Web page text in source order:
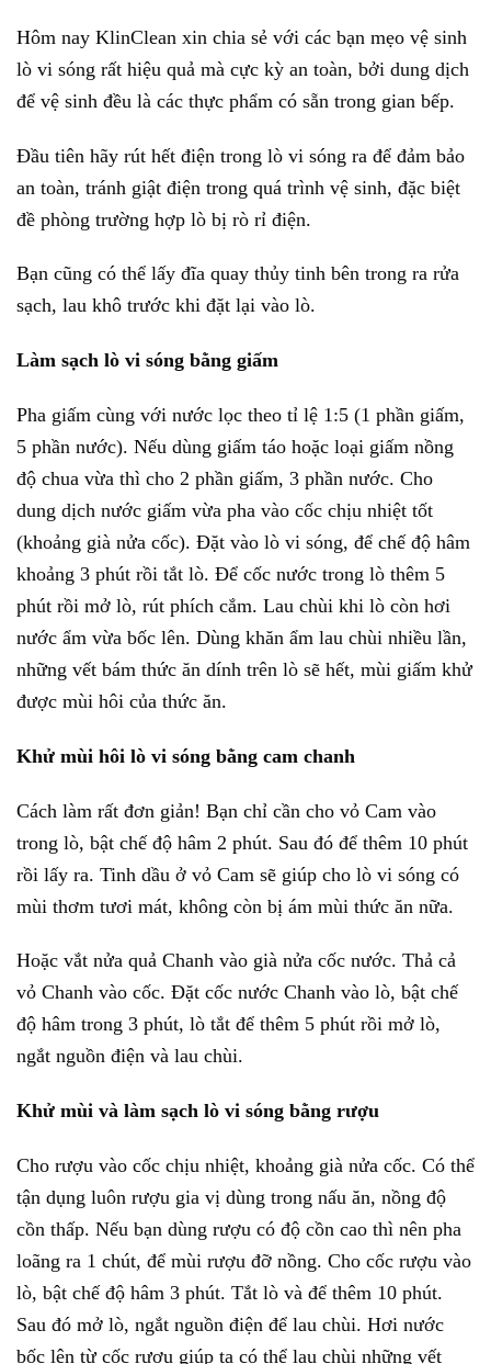
Hôm nay KlinClean xin chia sẻ với các bạn mẹo vệ sinh
lò vi sóng rất hiệu quả mà cực kỳ an toàn, bởi dung dịch
để vệ sinh đều là các thực phẩm có sẵn trong gian bếp.
Đầu tiên hãy rút hết điện trong lò vi sóng ra để đảm bảo
an toàn, tránh giật điện trong quá trình vệ sinh, đặc biệt
đề phòng trường hợp lò bị rò rỉ điện.
Bạn cũng có thể lấy đĩa quay thủy tinh bên trong ra rửa
sạch, lau khô trước khi đặt lại vào lò.
Làm sạch lò vi sóng bằng giấm
Pha giấm cùng với nước lọc theo tỉ lệ 1:5 (1 phần giấm,
5 phần nước). Nếu dùng giấm táo hoặc loại giấm nồng
độ chua vừa thì cho 2 phần giấm, 3 phần nước. Cho
dung dịch nước giấm vừa pha vào cốc chịu nhiệt tốt
(khoảng già nửa cốc). Đặt vào lò vi sóng, để chế độ hâm
khoảng 3 phút rồi tắt lò. Để cốc nước trong lò thêm 5
phút rồi mở lò, rút phích cắm. Lau chùi khi lò còn hơi
nước ẩm vừa bốc lên. Dùng khăn ẩm lau chùi nhiều lần,
những vết bám thức ăn dính trên lò sẽ hết, mùi giấm khử
được mùi hôi của thức ăn.
Khử mùi hôi lò vi sóng bằng cam chanh
Cách làm rất đơn giản! Bạn chỉ cần cho vỏ Cam vào
trong lò, bật chế độ hâm 2 phút. Sau đó để thêm 10 phút
rồi lấy ra. Tinh dầu ở vỏ Cam sẽ giúp cho lò vi sóng có
mùi thơm tươi mát, không còn bị ám mùi thức ăn nữa.
Hoặc vắt nửa quả Chanh vào già nửa cốc nước. Thả cả
vỏ Chanh vào cốc. Đặt cốc nước Chanh vào lò, bật chế
độ hâm trong 3 phút, lò tắt để thêm 5 phút rồi mở lò,
ngắt nguồn điện và lau chùi.
Khử mùi và làm sạch lò vi sóng bằng rượu
Cho rượu vào cốc chịu nhiệt, khoảng già nửa cốc. Có thể
tận dụng luôn rượu gia vị dùng trong nấu ăn, nồng độ
cồn thấp. Nếu bạn dùng rượu có độ cồn cao thì nên pha
loãng ra 1 chút, để mùi rượu đỡ nồng. Cho cốc rượu vào
lò, bật chế độ hâm 3 phút. Tắt lò và để thêm 10 phút.
Sau đó mở lò, ngắt nguồn điện để lau chùi. Hơi nước
bốc lên từ cốc rượu giúp ta có thể lau chùi những vết